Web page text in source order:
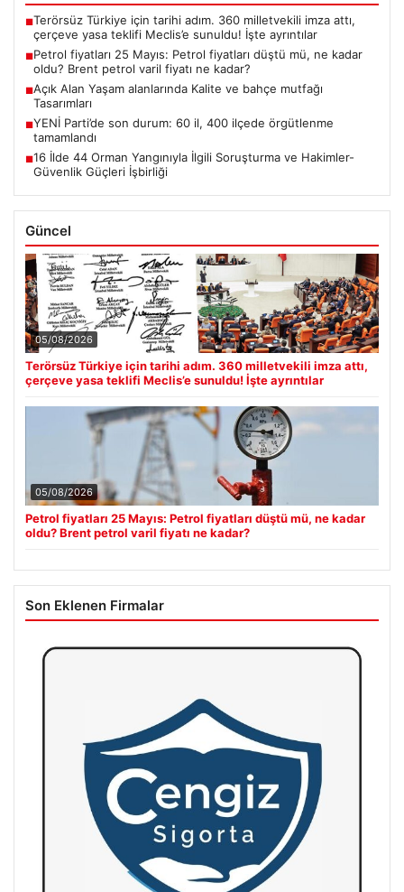
■Terörsüz Türkiye için tarihi adım. 360 milletvekili imza attı,
çerçeve yasa teklifi Meclis’e sunuldu! İşte ayrıntılar
■Petrol fiyatları 25 Mayıs: Petrol fiyatları düştü mü, ne kadar
oldu? Brent petrol varil fiyatı ne kadar?
■Açık Alan Yaşam alanlarında Kalite ve bahçe mutfağı
Tasarımları
■YENİ Parti’de son durum: 60 il, 400 ilçede örgütlenme
tamamlandı
■16 İlde 44 Orman Yangınıyla İlgili Soruşturma ve Hakimler-
Güvenlik Güçleri İşbirliği
Güncel
05/08/2026
Terörsüz Türkiye için tarihi adım. 360 milletvekili imza attı,
çerçeve yasa teklifi Meclis’e sunuldu! İşte ayrıntılar
05/08/2026
Petrol fiyatları 25 Mayıs: Petrol fiyatları düştü mü, ne kadar
oldu? Brent petrol varil fiyatı ne kadar?
Son Eklenen Firmalar